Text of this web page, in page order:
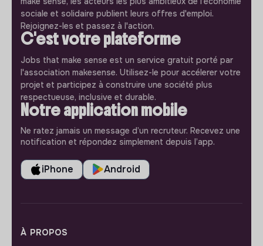
sociale et solidaire publient leurs offres d'emploi.
Rejoignez-les et passez à l'action.
C'est votre plateforme
Jobs that make sense est un service gratuit porté par
l'association makesense. Utilisez-le pour accélerer votre
projet et participez à construire une société plus
respectueuse, inclusive et durable.
Notre application mobile
Ne ratez jamais un message d’un recruteur. Recevez une
notification et répondez simplement depuis l’app.
iPhone Android
À PROPOS